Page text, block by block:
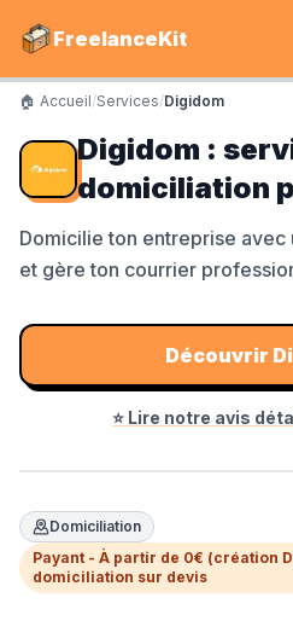
FreelanceKit
CATÉGORIES
Services
Boîte à Outils
Communiquer
Marketing
LE TOP DU TOP
Shine Facture
Swapn
🏠 Accueil/Services/Digidom
Digidom :
domiciliation
Domicilie ton entreprise avec
et gère ton courrier
Découvrir
⭐ Lire notre avis
Domiciliation
Payant - À partir de 0€ (création
domiciliation sur devis